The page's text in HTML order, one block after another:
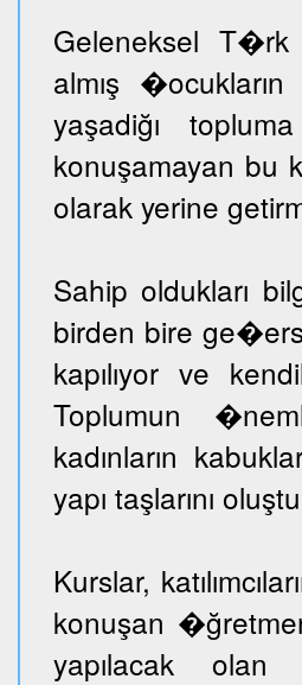
Geleneksel
almış
yaşadiğı
konuşamayan bu
olarak yerine
Sahip oldukları
birden bire
kapılıyor ve
Toplumun
kadınların
yapı taşlarını
Kurslar,
konuşan
yapılacak olan